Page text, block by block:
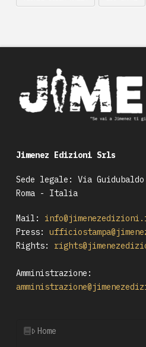
Jimenez Edizioni Srls
Sede legale: Via
Roma - Italia
Mail:
Press:
Rights:
Amministrazione:
Home